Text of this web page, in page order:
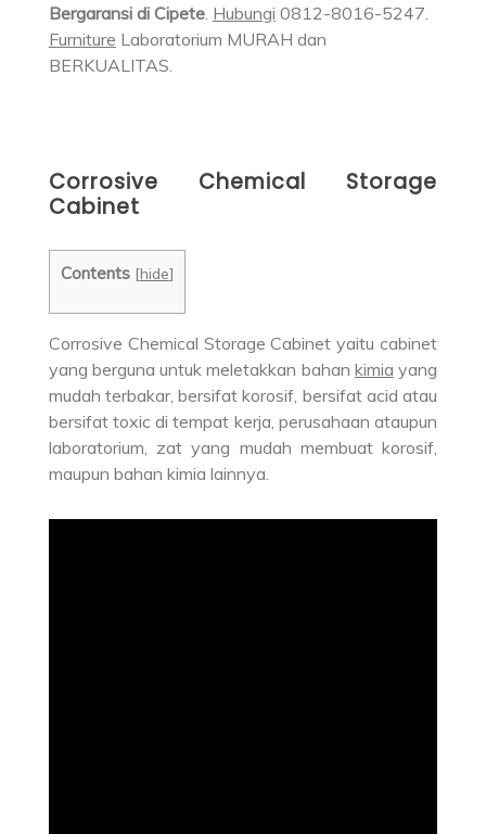
Bergaransi di Cipete. Hubungi 0812-8016-5247.
Furniture Laboratorium MURAH dan
BERKUALITAS.
Corrosive Chemical Storage
Cabinet
Contents [hide]
Corrosive Chemical Storage Cabinet yaitu cabinet
yang berguna untuk meletakkan bahan kimia yang
mudah terbakar, bersifat korosif, bersifat acid atau
bersifat toxic di tempat kerja, perusahaan ataupun
laboratorium, zat yang mudah membuat korosif,
maupun bahan kimia lainnya.